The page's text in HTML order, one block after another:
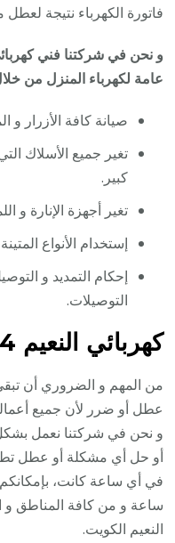
فاتورة الكهرباء نتيجة لعطل
و نحن في شركتنا فني
عامة لكهرباء المنزل من
صيانة كافة الأزرار و
تغير جميع الأسلاك
كبير.
تغير أجهزة الإنارة و
إستخدام الأنواع
إحكام التمديد و
التوصيلات.
كهربائي النعيم 24 ساعة
من المهم و الضروري أن
عطل أو ضرر لأن جميع
و نحن في شركتنا نعمل
أو حل أي مشكلة أو عطل تطال
ساعة و من كافة المناطق و
النعيم الكويت.